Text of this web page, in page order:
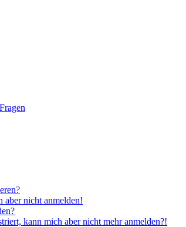
aber nicht anmelden!
kann mich aber nicht mehr anmelden?!